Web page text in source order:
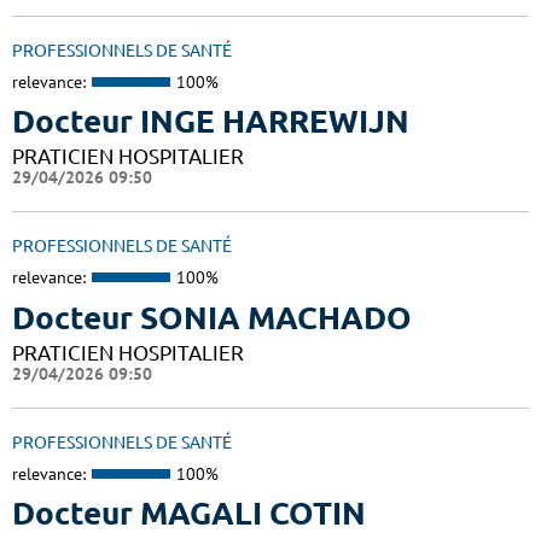
PROFESSIONNELS DE SANTÉ
relevance: 100%
Docteur INGE HARREWIJN
PRATICIEN HOSPITALIER
29/04/2026 09:50
PROFESSIONNELS DE SANTÉ
relevance: 100%
Docteur SONIA MACHADO
PRATICIEN HOSPITALIER
29/04/2026 09:50
PROFESSIONNELS DE SANTÉ
relevance: 100%
Docteur MAGALI COTIN